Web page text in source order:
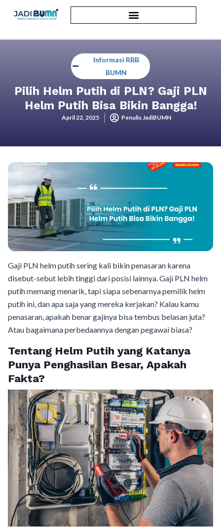
Informasi RBB
BUMN
Pilih Helm Putih di PLN? Gaji PLN
Helm Putih Bisa Bikin Bangga!
April 22, 2025 Penulis JadiBUMN
Gaji PLN helm putih sering kali bikin penasaran karena
disebut-sebut lebih tinggi dari posisi lainnya. Gaji PLN helm
putih memang menarik, tapi siapa sebenarnya pemilik helm
putih ini, dan apa saja yang mereka kerjakan? Kalau kamu
penasaran, apakah benar gajinya bisa tembus belasan juta?
Atau bagaimana perbedaannya dengan pegawai biasa?
Tentang Helm Putih yang Katanya
Punya Penghasilan Besar, Apakah
Fakta?